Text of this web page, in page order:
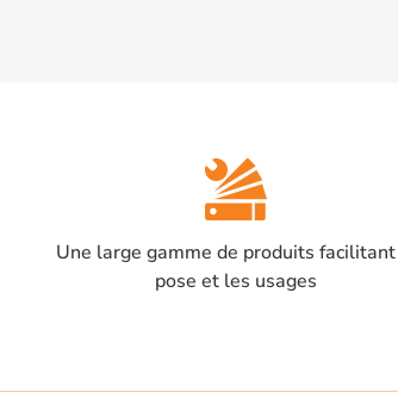
Une large gamme de produits
pose et les usages